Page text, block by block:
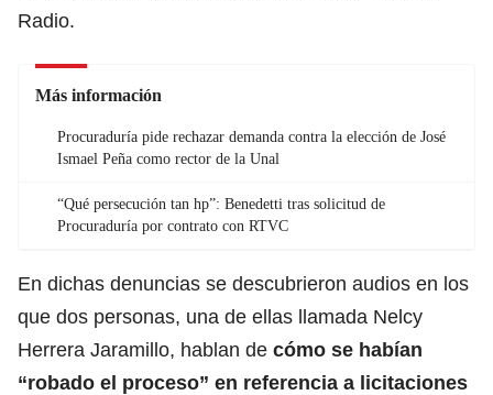
Radio.
Más información
Procuraduría pide rechazar demanda contra la elección de José
Ismael Peña como rector de la Unal
“Qué persecución tan hp”: Benedetti tras solicitud de
Procuraduría por contrato con RTVC
En dichas denuncias se descubrieron audios en los
que dos personas, una de ellas llamada Nelcy
Herrera Jaramillo, hablan de cómo se habían
“robado el proceso” en referencia a licitaciones